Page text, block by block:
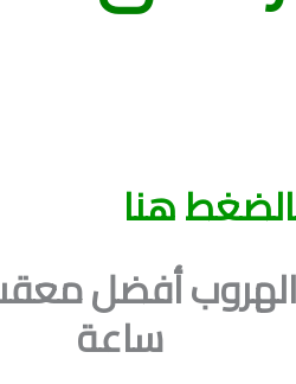
هنا
ساعة